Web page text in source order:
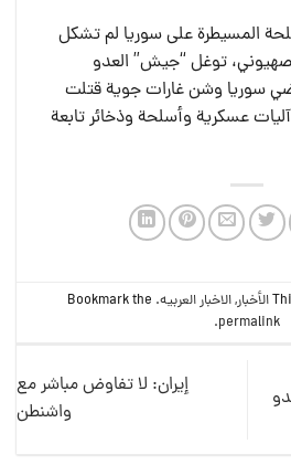
المسيطرة على سوريا لم تشكل
توغل “جيش” العدو
سوريا وشن غارات جوية قتلت
عسكرية وأسلحة وذخائر تابعة
الأخبار,الاخبار العربيه. Bookmark the
permalink
.
إيران: لا تفاوض مباشر مع
واشنطن